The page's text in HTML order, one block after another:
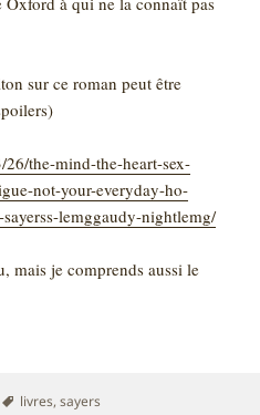
sur ce roman peut être
the-mind-the-heart-sex-
not-your-everyday-ho-
lemggaudy-nightlemg/
mais je comprends aussi le
Mots-
livres,sayers